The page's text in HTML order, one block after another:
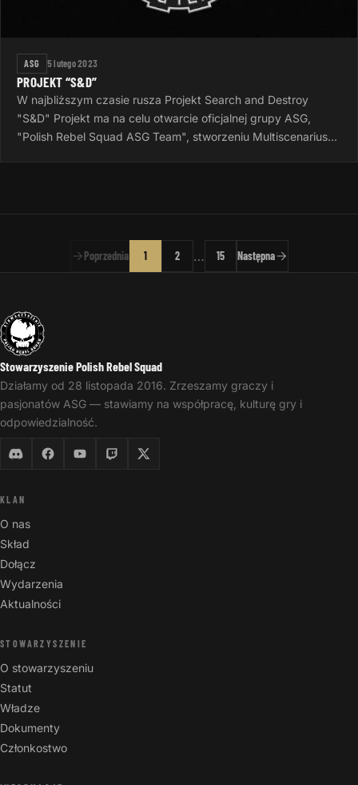
ASG 5 lutego 2023
PROJEKT “S&D”
W najbliższym czasie rusza Projekt Search and Destroy
"S&D" Projekt ma na celu otwarcie oficjalnej grupy ASG,
"Polish Rebel Squad ASG Team", stworzeniu Multiscenariusza
Poprzednia 1 2 … 15 Następna
Stowarzyszenie Polish Rebel Squad
Działamy od 28 listopada 2016. Zrzeszamy graczy i
pasjonatów ASG — stawiamy na współpracę, kulturę gry i
odpowiedzialność.
KLAN
O nas
Skład
Dołącz
Wydarzenia
Aktualności
STOWARZYSZENIE
O stowarzyszeniu
Statut
Władze
Dokumenty
Członkostwo